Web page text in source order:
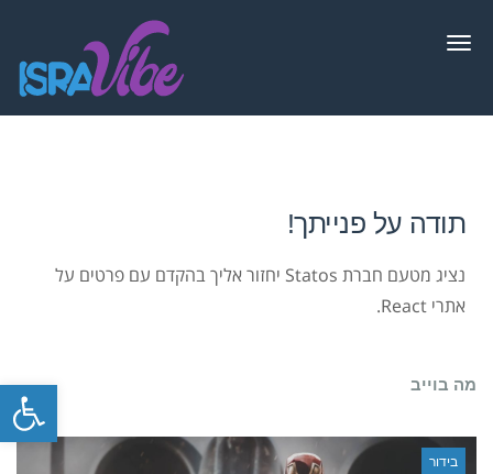
תפריט
תודה על פנייתך!
נציג מטעם חברת Statos יחזור אליך בהקדם עם פרטים על
אתרי React.
מה בוייב
בידור
פתח